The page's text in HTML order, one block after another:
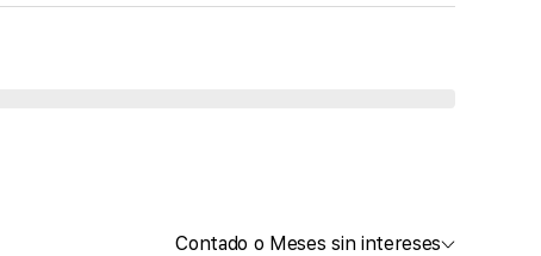
Contado o Meses sin intereses